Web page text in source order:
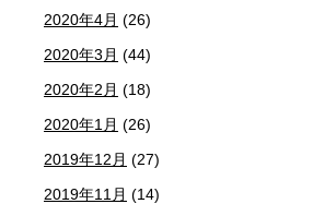
2020年4月 (26)
2020年3月 (44)
2020年2月 (18)
2020年1月 (26)
2019年12月 (27)
2019年11月 (14)